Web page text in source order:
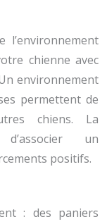
l’environnement
chienne avec
environnement
permettent de
chiens. La
un
positifs.
: des paniers